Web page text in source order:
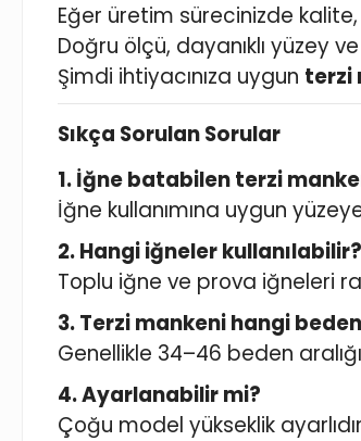
Eğer üretim sürecinizde
Doğru ölçü, dayanıklı yüzey
Şimdi ihtiyacınıza uygun terzi
Sıkça Sorulan Sorular
1. İğne batabilen terzi
İğne kullanımına uygun
2. Hangi iğneler kullanılabilir?
Toplu iğne ve prova iğneleri
3. Terzi mankeni hangi
Genellikle 34–46 beden
4. Ayarlanabilir mi?
Çoğu model yükseklik